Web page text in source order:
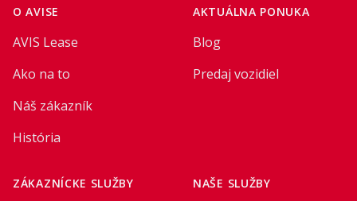
O AVISE
AVIS Lease
Ako na to
Náš zákazník
História
AKTUÁLNA PONUKA
Blog
Predaj vozidiel
ZÁKAZNÍCKE SLUŽBY NAŠE SLUŽBY